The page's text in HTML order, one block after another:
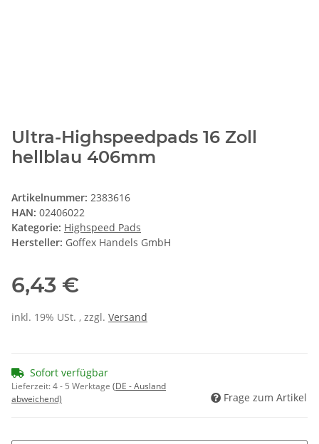
Ultra-Highspeedpads 16 Zoll
hellblau 406mm
Artikelnummer: 2383616
HAN: 02406022
Kategorie: Highspeed Pads
Hersteller: Goffex Handels GmbH
6,43 €
inkl. 19% USt. , zzgl. Versand
Sofort verfügbar
Lieferzeit:4 - 5 Werktage (DE - Ausland
abweichend)
Frage zum Artikel